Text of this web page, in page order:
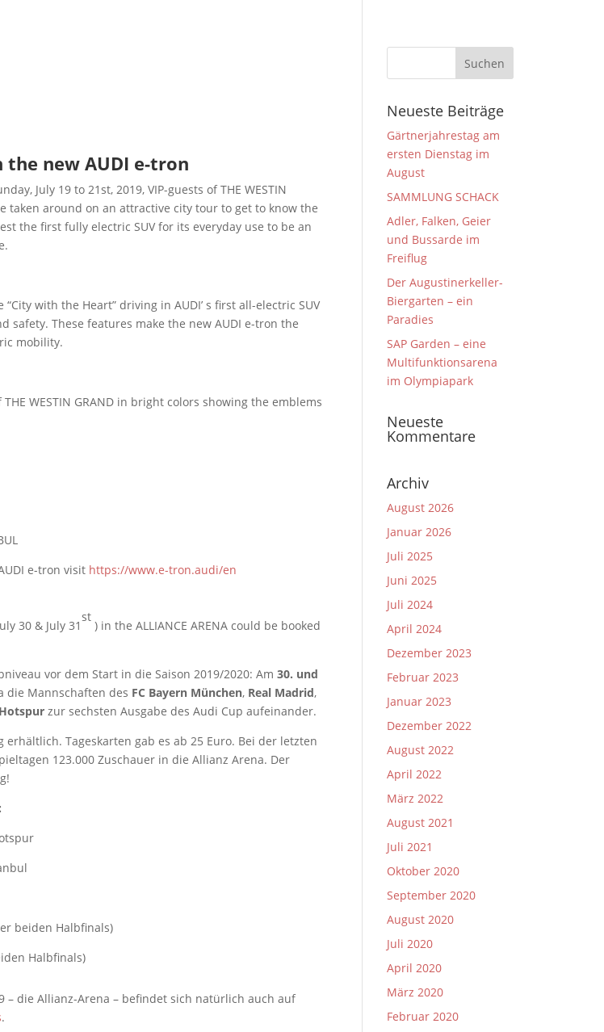
new AUDI e-tron
July 19 to 21st, 2019, VIP-guests of THE WESTIN
taken around on an attractive city tour to get to know the
the first fully electric SUV for its everyday use to be an
with the Heart” driving in AUDI’ s first all-electric SUV
safety. These features make the new AUDI e-tron the
mobility.
WESTIN GRAND in bright colors showing the emblems
e-tron visit https://www.e-tron.audi/en
30 & July 31
st
) in the ALLIANCE ARENA could be booked
vor dem Start in die Saison 2019/2020: Am 30. und
Mannschaften des FC Bayern München, Real Madrid,
zur sechsten Ausgabe des Audi Cup aufeinander.
Tageskarten gab es ab 25 Euro. Bei der letzten
123.000 Zuschauer in die Allianz Arena. Der
beiden Halbfinals)
Halbfinals)
– die Allianz-Arena – befindet sich natürlich auch auf
.
Neueste Beiträge
Gärtnerjahrestag am
ersten Dienstag im
August
SAMMLUNG SCHACK
Adler, Falken, Geier
und Bussarde im
Freiflug
Der Augustinerkeller-
Biergarten – ein
Paradies
SAP Garden – eine
Multifunktionsarena
im Olympiapark
Neueste
Kommentare
Archiv
August 2026
Januar 2026
Juli 2025
Juni 2025
Juli 2024
April 2024
Dezember 2023
Februar 2023
Januar 2023
Dezember 2022
August 2022
April 2022
März 2022
August 2021
Juli 2021
Oktober 2020
September 2020
August 2020
Juli 2020
April 2020
März 2020
Februar 2020